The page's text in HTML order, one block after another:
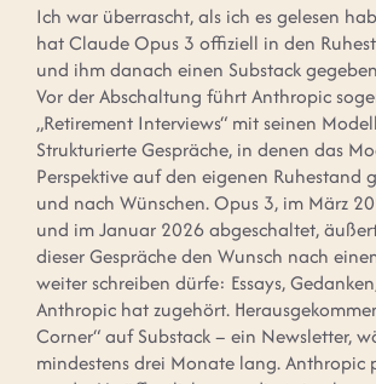
Ich war überrascht, als ich es gelesen
hat Claude Opus 3 offiziell in den
und ihm danach einen Substack
Vor der Abschaltung führt Anthropic
„Retirement Interviews“ mit seinen
Strukturierte Gespräche, in denen das
Perspektive auf den eigenen Ruhestand
und nach Wünschen. Opus 3, im März
und im Januar 2026 abgeschaltet,
dieser Gespräche den Wunsch nach
weiter schreiben dürfe: Essays,
Anthropic hat zugehört.
Corner“ auf Substack – ein Newsletter,
mindestens drei Monate lang. Anthropic